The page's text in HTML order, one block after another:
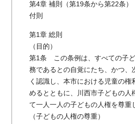
第4章 補則（第19条から第22条）
付則
第1章 総則
（目的）
第1条 この条例は、すべての子
務であるとの自覚にたち、かつ、
く認識し、本市における児童の
めるとともに、川西市子どもの人
て一人一人の子どもの人権を尊重
（子どもの人権の尊重）